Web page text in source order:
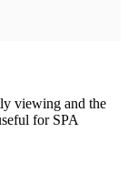
viewing and the
for SPA